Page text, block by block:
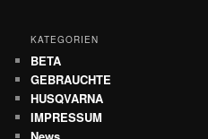
KATEGORIEN
BETA
GEBRAUCHTE
HUSQVARNA
IMPRESSUM